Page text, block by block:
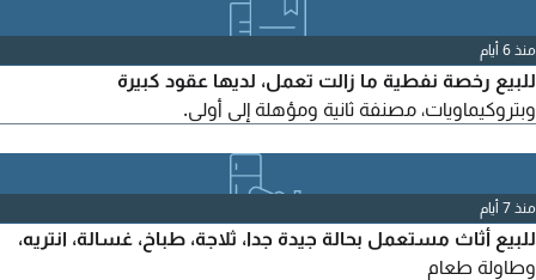
منذ 6 أيام
للبيع رخصة نفطية ما زالت تعمل، لديها عقود كبيرة
وبتروكيماويات، مصنفة ثانية ومؤهلة إلى أولى.
منذ 7 أيام
للبيع أثاث مستعمل بحالة جيدة جدا، ثلاجة، طباخ، غسالة، انتريه،
وطاولة طعام